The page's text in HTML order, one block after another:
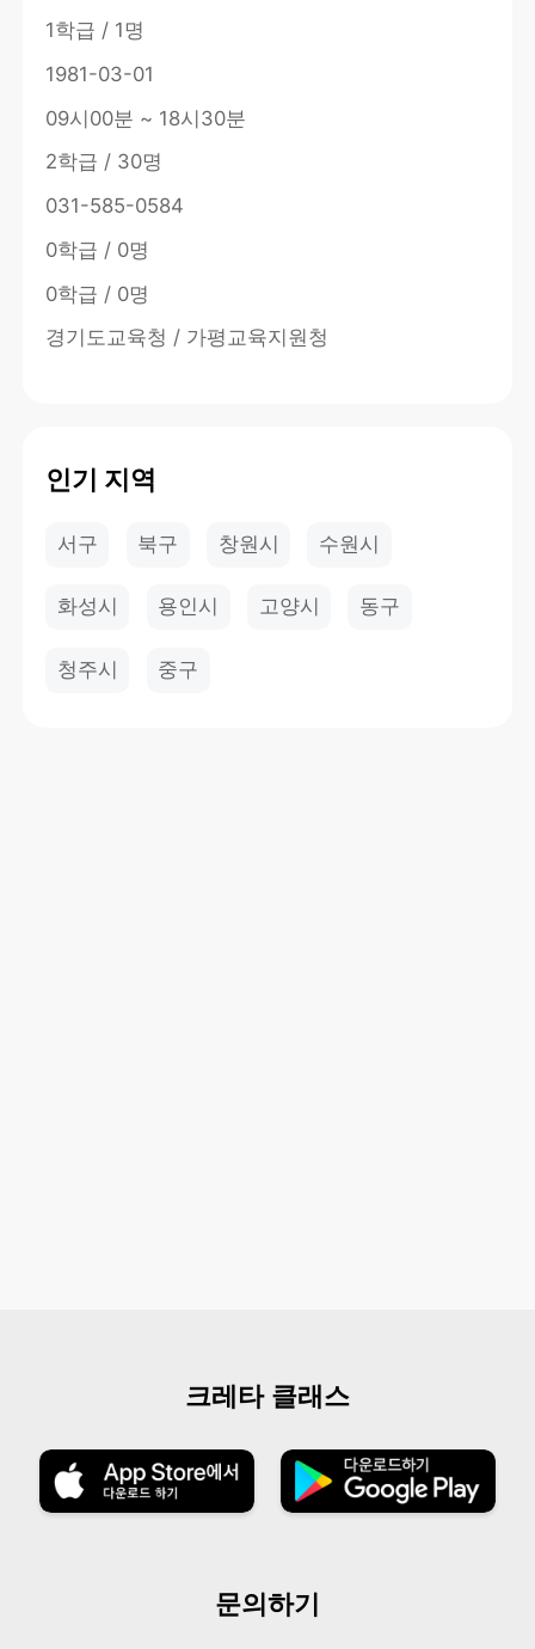
1학급 / 1명
1981-03-01
09시00분 ~ 18시30분
2학급 / 30명
031-585-0584
0학급 / 0명
0학급 / 0명
경기도교육청 / 가평교육지원청
인기 지역
서구 북구 창원시 수원시
화성시 용인시 고양시 동구
청주시 중구
크레타 클래스
문의하기